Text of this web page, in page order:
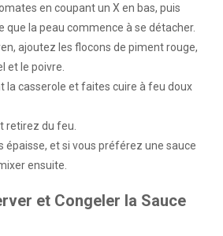
en coupant un X en bas, puis
que la peau commence à se détacher.
ajoutez les flocons de piment rouge,
et le poivre.
la casserole et faites cuire à feu doux
retirez du feu.
épaisse, et si vous préférez une sauce
ensuite.
et Congeler la Sauce